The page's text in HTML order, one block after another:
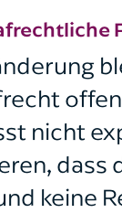
nicht
dass
keine